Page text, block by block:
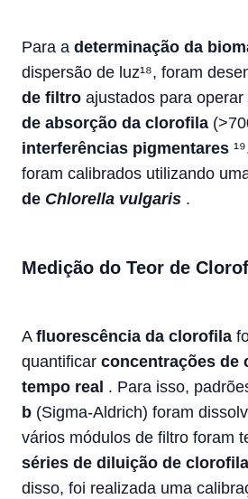
Para a determinação da
dispersão de luz¹⁸, foram
de filtro ajustados para operar
de absorção da clorofila
interferências pigmentares
foram calibrados utilizando
de Chlorella vulgaris .
Medição do Teor de
A fluorescência da clorofila
quantificar concentrações de
tempo real . Para isso,
b (Sigma-Aldrich) foram
vários módulos de filtro foram
séries de diluição de
disso, foi realizada uma